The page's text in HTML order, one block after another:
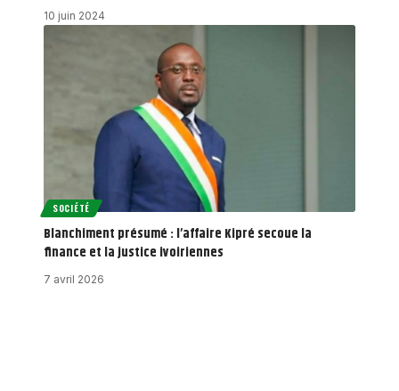
10 juin 2024
SOCIÉTÉ
Blanchiment présumé : l’affaire Kipré secoue la
finance et la justice ivoiriennes
7 avril 2026